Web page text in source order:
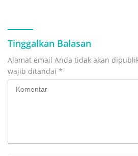
Tinggalkan Balasan
Alamat email Anda tidak akan
wajib ditandai *